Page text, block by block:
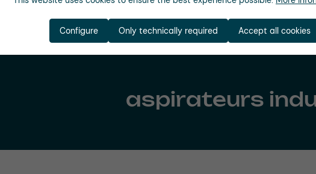
Secteurs d'activité Entreprise
aspirateurs
Only technically required
Configure Accept all cookies